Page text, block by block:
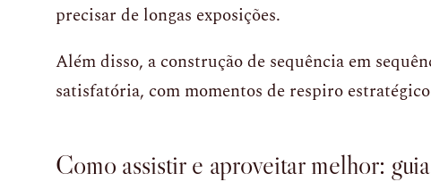
precisar de longas exposições.
Além disso, a construção de sequência em
satisfatória, com momentos de respiro
Como assistir e aproveitar melhor: